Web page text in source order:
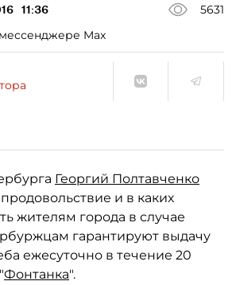
11:36
5631
Max
Георгий Полтавченко
и в каких
жителям города в случае
гарантируют выдачу
ежесуточно в течение 20
Фонтанка".